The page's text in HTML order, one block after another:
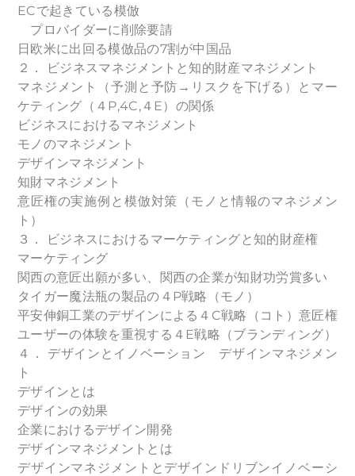
ECで起きている模倣
プロバイダーに削除要請
日欧米に出回る模倣品の7割が中国品
２．
ビジネスマネジメントと知的財産マネジメント
マネジメント（予測と予防→リスクを下げる）とマー
ケティング（４P,4C,４E）の関係
ビジネスにおけるマネジメント
モノのマネジメント
デザインマネジメント
知財マネジメント
意匠権の実施例と模倣対策（モノと情報のマネジメン
ト）
３．
ビジネスにおけるマーケティングと知的財産権
マーケティング
関西の意匠出願が多い、関西の企業が知財功労賞多い
タイガー魔法瓶の製品の４P戦略（モノ）
平安伸銅工業のデザインによる４C戦略（コト）意匠権
ユーザーの体験を重視する４E戦略（ブランディング）
４．
デザインとイノベーション デザインマネジメン
ト
デザインとは
デザインの効果
企業におけるデザイン開発
デザインマネジメントとは
デザインマネジメントとデザインドリブンイノベーシ